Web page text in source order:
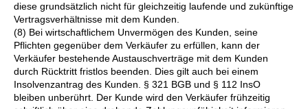
diese grundsätzlich nicht für gleichzeitig laufende und zukünftige
Vertragsverhältnisse mit dem Kunden.
(8) Bei wirtschaftlichem Unvermögen des Kunden, seine
Pflichten gegenüber dem Verkäufer zu erfüllen, kann der
Verkäufer bestehende Austauschverträge mit dem Kunden
durch Rücktritt fristlos beenden. Dies gilt auch bei einem
Insolvenzantrag des Kunden. § 321 BGB und § 112 InsO
bleiben unberührt. Der Kunde wird den Verkäufer frühzeitig